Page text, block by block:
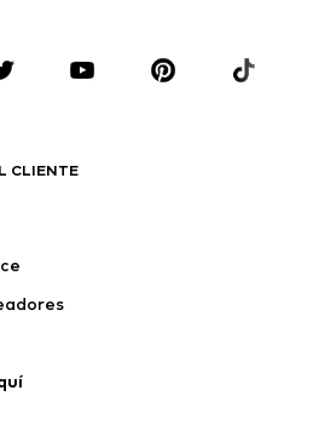
Jeans
Jerséis y cárdigans
CLIENTE